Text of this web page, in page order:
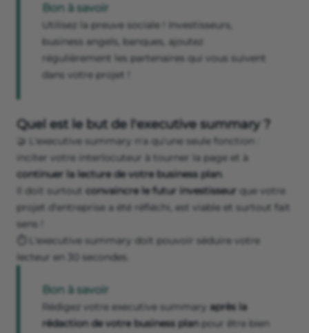
Bon à savoir
Utilisez la preuve sociale ! Investisseurs,
business angels, banques, ajoutez
régulièrement les partenaires qui vous suivent
dans votre projet !
Quel est le but de l'executive summary ?
🤝 L'executive summary n'a qu'une seule fonction :
inciter votre interlocuteur à tourner la page et à
continuer la lecture de votre business plan.
Il doit surtout convaincre le futur investisseur que votre
projet d'entreprise a été réfléchi, est viable et surtout fait
sens !
⏱ L'executive summary doit pouvoir séduire votre
lecteur en 30 secondes.
Bon à savoir
Rédigez votre executive summary après la
rédaction de votre business plan pour être bien